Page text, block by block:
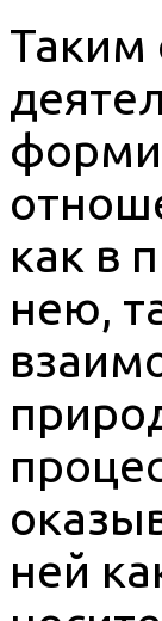
Таким
как в
нею,
ней